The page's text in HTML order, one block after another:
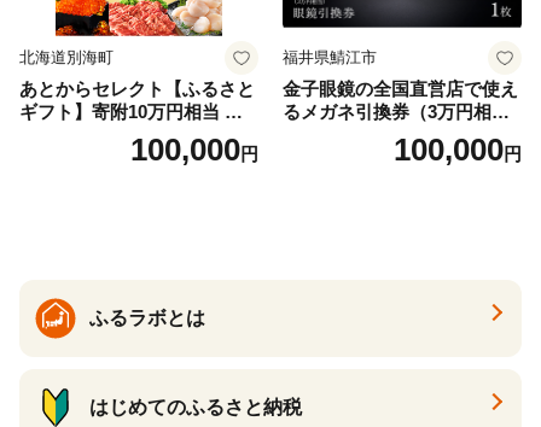
北海道別海町
あとからセレクト【ふるさと
ギフト】寄附10万円相当 あ
とから選べる！ ギフト いく
ら ほたて 海鮮 牛肉 別海町
ギフト ふるさと納税 ）
100,000円
福井県鯖江市
金子眼鏡の全国直営店で使え
るメガネ引換券（3万円相
100,000円
ふるラボとは
はじめてのふるさと納税